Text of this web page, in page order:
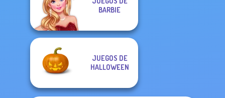
BARBIE
JUEGOS DE
HALLOWEEN